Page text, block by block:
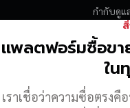
กำกับดูแ
แพลตฟอร์มซื้อขา
ใน
เราเชื่อว่าความซื่อตรงคื